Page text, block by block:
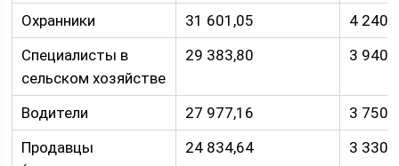
Охранники 31 601,05
4 240
Специалисты в
сельском хозяйстве
29 383,80 3 940
Водители 27 977,16
3 750
Продавцы
24 834,64 3 330